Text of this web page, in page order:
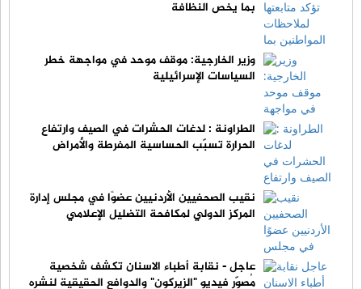
بما يخص النظافة
وزير الخارجية: موقف موحد في مواجهة خطر
السياسات الإسرائيلية
الطراونة : لدغات الحشرات في الصيف وارتفاع
الحرارة تسبّب الحساسية المفرطة والأمراض
نقيب الصحفيين الأردنيين عضوًا في مجلس إدارة
المركز الدولي لمكافحة التضليل الإعلامي
عاجل - نقابة أطباء الاسنان تكشف شخصية
مُصوّر فيديو "الزيركون" والدوافع الحقيقية لنشره